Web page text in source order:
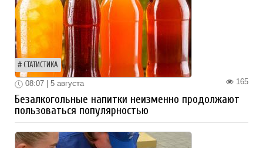
СТАТИСТИКА
165
08:07 | 5 августа
Безалкогольные напитки неизменно продолжают
пользоваться популярностью